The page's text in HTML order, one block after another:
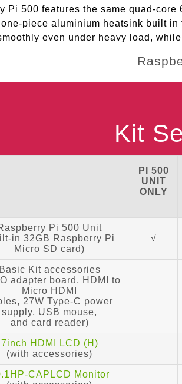
Pi 500 features the same quad-
piece aluminium heatsink built
even under heavy load,
Kit
PI 500
UNIT
ONLY
Pi 500 Unit
in 32GB Raspberry Pi
Micro SD card)
√
Basic Kit accessories
adapter board, HDMI to
Micro HDMI
27W Type-C power
supply, USB mouse,
and card reader)
7inch HDMI LCD (H)
(with accessories)
CAPLCD Monitor